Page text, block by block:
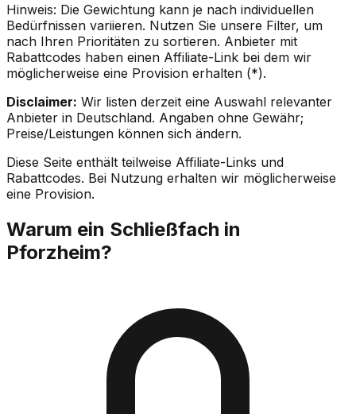
Hinweis: Die Gewichtung kann je nach individuellen
Bedürfnissen variieren. Nutzen Sie unsere Filter, um
nach Ihren Prioritäten zu sortieren. Anbieter mit
Rabattcodes haben einen Affiliate-Link bei dem wir
möglicherweise eine Provision erhalten (*).
Disclaimer: Wir listen derzeit eine Auswahl relevanter
Anbieter in Deutschland. Angaben ohne Gewähr;
Preise/Leistungen können sich ändern.
Diese Seite enthält teilweise Affiliate-Links und
Rabattcodes. Bei Nutzung erhalten wir möglicherweise
eine Provision.
Warum ein Schließfach in
Pforzheim?